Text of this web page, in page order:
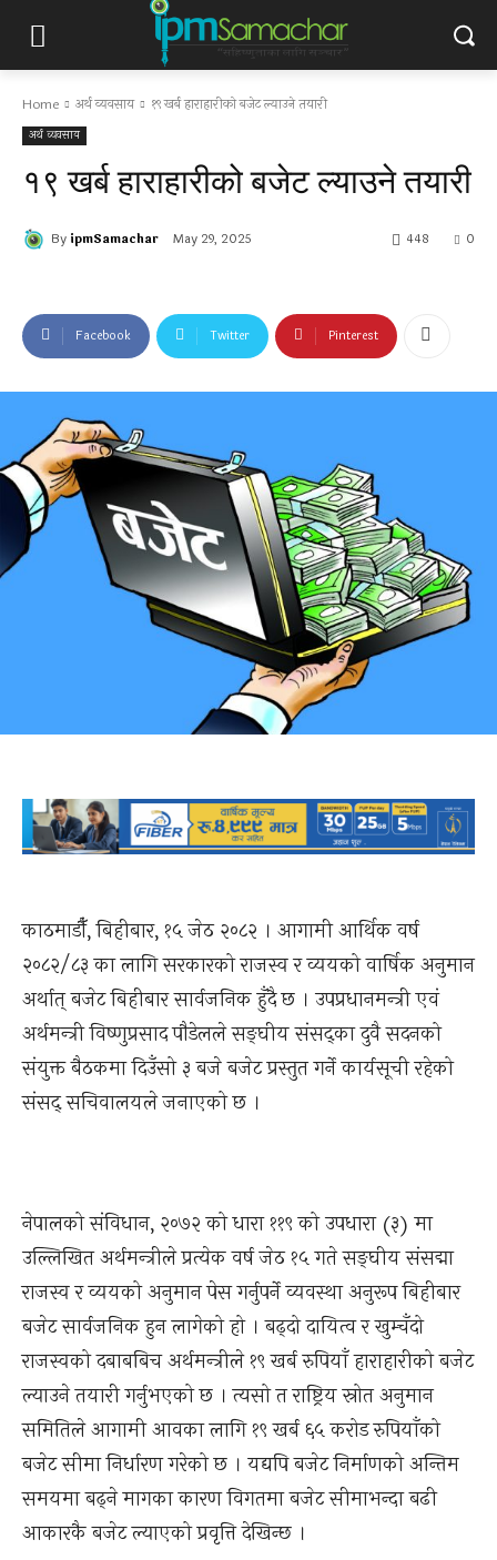
Home अर्थ व्यवसाय १९ खर्ब हाराहारीको बजेट ल्याउने तयारी
अर्थ व्यवसाय
१९ खर्ब हाराहारीको बजेट ल्याउने तयारी
By ipmSamachar May 29, 2025 0
448
Facebook Twitter Pinterest
काठमाडौँ, बिहीबार, १५ जेठ २०८२ । आगामी आर्थिक वर्ष
२०८२/८३ का लागि सरकारको राजस्व र व्ययको वार्षिक अनुमान
अर्थात् बजेट बिहीबार सार्वजनिक हुँदै छ । उपप्रधानमन्त्री एवं
अर्थमन्त्री विष्णुप्रसाद पौडेलले सङ्घीय संसद्का दुवै सदनको
संयुक्त बैठकमा दिउँसो ३ बजे बजेट प्रस्तुत गर्ने कार्यसूची रहेको
संसद् सचिवालयले जनाएको छ ।
नेपालको संविधान, २०७२ को धारा ११९ को उपधारा (३) मा
उल्लिखित अर्थमन्त्रीले प्रत्येक वर्ष जेठ १५ गते सङ्घीय संसद्मा
राजस्व र व्ययको अनुमान पेस गर्नुपर्ने व्यवस्था अनुरूप बिहीबार
बजेट सार्वजनिक हुन लागेको हो । बढ्दो दायित्व र खुम्चँदो
राजस्वको दबाबबिच अर्थमन्त्रीले १९ खर्ब रुपियाँ हाराहारीको बजेट
ल्याउने तयारी गर्नुभएको छ । त्यसो त राष्ट्रिय स्रोत अनुमान
समितिले आगामी आवका लागि १९ खर्ब ६५ करोड रुपियाँको
बजेट सीमा निर्धारण गरेको छ । यद्यपि बजेट निर्माणको अन्तिम
समयमा बढ्ने मागका कारण विगतमा बजेट सीमाभन्दा बढी
आकारकै बजेट ल्याएको प्रवृत्ति देखिन्छ ।